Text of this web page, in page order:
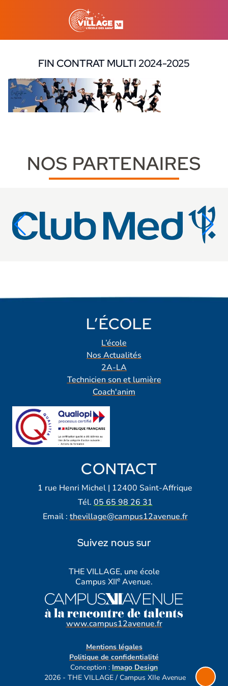
FIN CONTRAT MULTI 2024-2025
12 septembre 2025
NOS PARTENAIRES
L’ÉCOLE
L’école
Nos Actualités
2A-LA
Technicien son et lumière
Coach'anim
CONTACT
1 rue Henri Michel | 12400 Saint-Affrique
Tél. 05 65 98 26 31
Email : thevillage@campus12avenue.fr
Suivez nous sur
THE VILLAGE, une école
Campus XIIe Avenue.
www.campus12avenue.fr
Mentions légales
Politique de confidentialité
Conception : Imago Design
2026 - THE VILLAGE / Campus XIIe Avenue